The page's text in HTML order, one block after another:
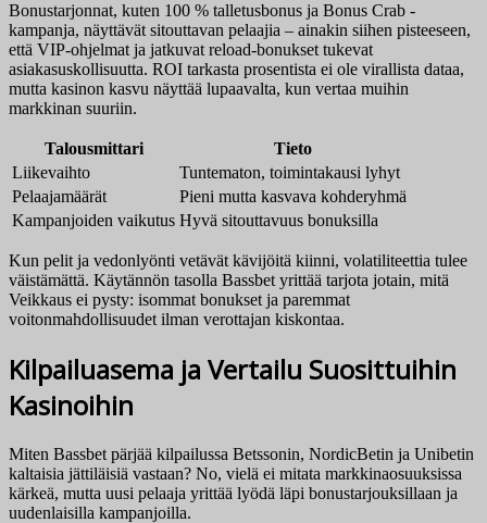
Bonustarjonnat, kuten 100 % talletusbonus ja Bonus Crab -
kampanja, näyttävät sitouttavan pelaajia – ainakin siihen pisteeseen,
että VIP-ohjelmat ja jatkuvat reload-bonukset tukevat
asiakasuskollisuutta. ROI tarkasta prosentista ei ole virallista dataa,
mutta kasinon kasvu näyttää lupaavalta, kun vertaa muihin
markkinan suuriin.
Talousmittari
Tieto
Liikevaihto
Tuntematon, toimintakausi lyhyt
Pelaajamäärät
Pieni mutta kasvava kohderyhmä
Kampanjoiden vaikutus Hyvä sitouttavuus bonuksilla
Kun pelit ja vedonlyönti vetävät kävijöitä kiinni, volatiliteettia tulee
väistämättä. Käytännön tasolla Bassbet yrittää tarjota jotain, mitä
Veikkaus ei pysty: isommat bonukset ja paremmat
voitonmahdollisuudet ilman verottajan kiskontaa.
Kilpailuasema ja Vertailu Suosittuihin
Kasinoihin
Miten Bassbet pärjää kilpailussa Betssonin, NordicBetin ja Unibetin
kaltaisia jättiläisiä vastaan? No, vielä ei mitata markkinaosuuksissa
kärkeä, mutta uusi pelaaja yrittää lyödä läpi bonustarjouksillaan ja
uudenlaisilla kampanjoilla.